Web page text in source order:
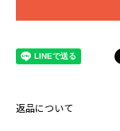
返品について